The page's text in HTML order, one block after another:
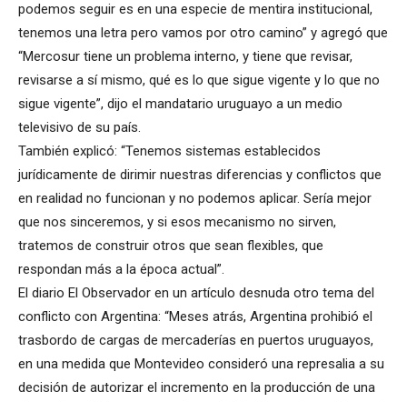
podemos seguir es en una especie de mentira institucional,
tenemos una letra pero vamos por otro camino” y agregó que
“Mercosur tiene un problema interno, y tiene que revisar,
revisarse a sí mismo, qué es lo que sigue vigente y lo que no
sigue vigente”, dijo el mandatario uruguayo a un medio
televisivo de su país.
También explicó: “Tenemos sistemas establecidos
jurídicamente de dirimir nuestras diferencias y conflictos que
en realidad no funcionan y no podemos aplicar. Sería mejor
que nos sinceremos, y si esos mecanismo no sirven,
tratemos de construir otros que sean flexibles, que
respondan más a la época actual”.
El diario El Observador en un artículo desnuda otro tema del
conflicto con Argentina: “Meses atrás, Argentina prohibió el
trasbordo de cargas de mercaderías en puertos uruguayos,
en una medida que Montevideo consideró una represalia a su
decisión de autorizar el incremento en la producción de una